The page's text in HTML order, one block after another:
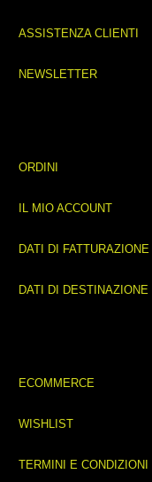
ASSISTENZA CLIENTI
NEWSLETTER
ORDINI
IL MIO ACCOUNT
DATI DI FATTURAZIONE
DATI DI DESTINAZIONE
ECOMMERCE
WISHLIST
TERMINI E CONDIZIONI